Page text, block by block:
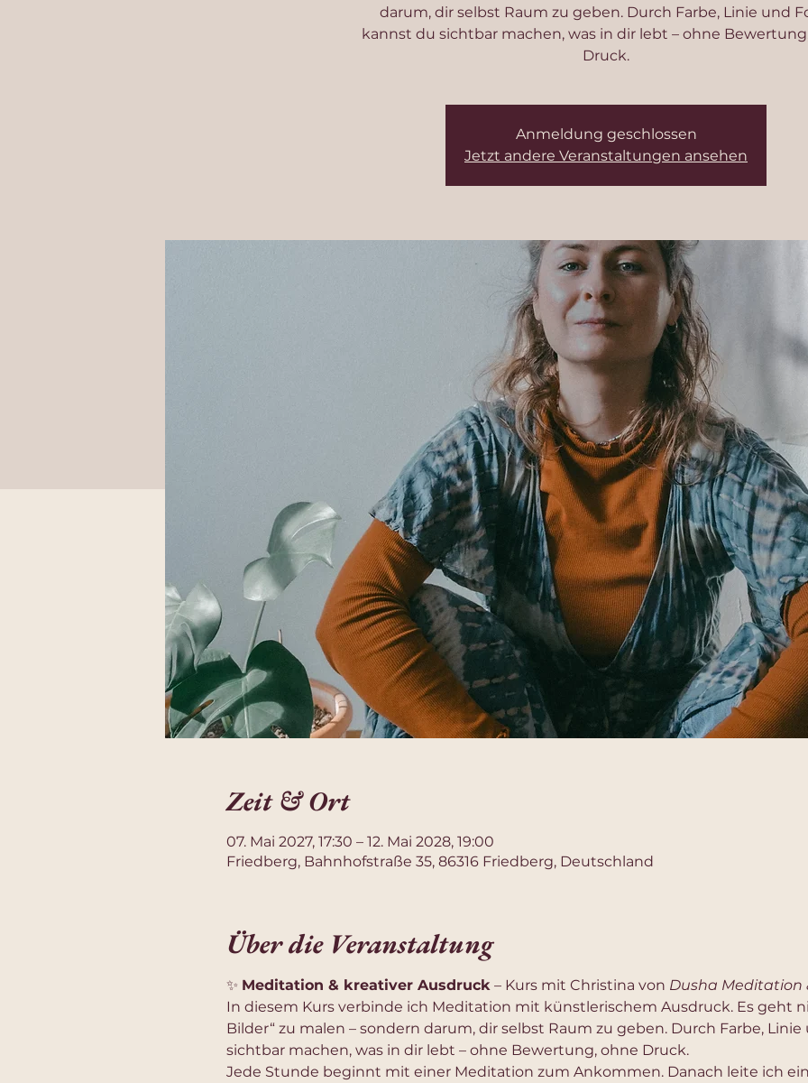
darum, dir selbst Raum zu geben. Durch Farbe, Linie und
kannst du sichtbar machen, was in dir lebt – ohne
Druck.
Anmeldung geschlossen
Jetzt andere Veranstaltungen ansehen
Zeit & Ort
07. Mai 2027, 17:30 – 12. Mai 2028, 19:00
Friedberg, Bahnhofstraße 35, 86316 Friedberg, Deutschland
Über die Veranstaltung
✨ Meditation & kreativer Ausdruck – Kurs mit Christina von Dusha Meditation
In diesem Kurs verbinde ich Meditation mit künstlerischem Ausdruck. Es geht
Bilder“ zu malen – sondern darum, dir selbst Raum zu geben. Durch Farbe,
sichtbar machen, was in dir lebt – ohne Bewertung, ohne Druck.
Jede Stunde beginnt mit einer Meditation zum Ankommen. Danach leite ich